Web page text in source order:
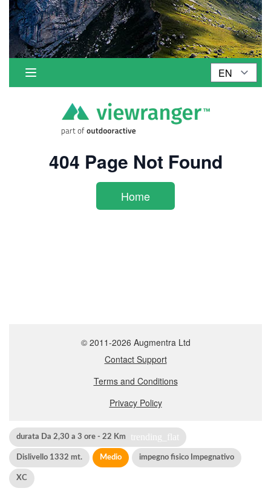
trending_flat
durata Da 2,30 a 3 ore - 22 Km
Dislivello 1332 mt. Medio impegno fisico Impegnativo
XC